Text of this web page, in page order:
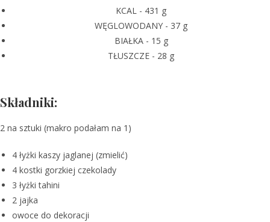
KCAL - 431 g
WĘGLOWODANY - 37 g
BIAŁKA - 15 g
TŁUSZCZE - 28 g
Składniki:
2 na sztuki (makro podałam na 1)
4 łyżki kaszy jaglanej (zmielić)
4 kostki gorzkiej czekolady
3 łyżki tahini
2 jajka
owoce do dekoracji